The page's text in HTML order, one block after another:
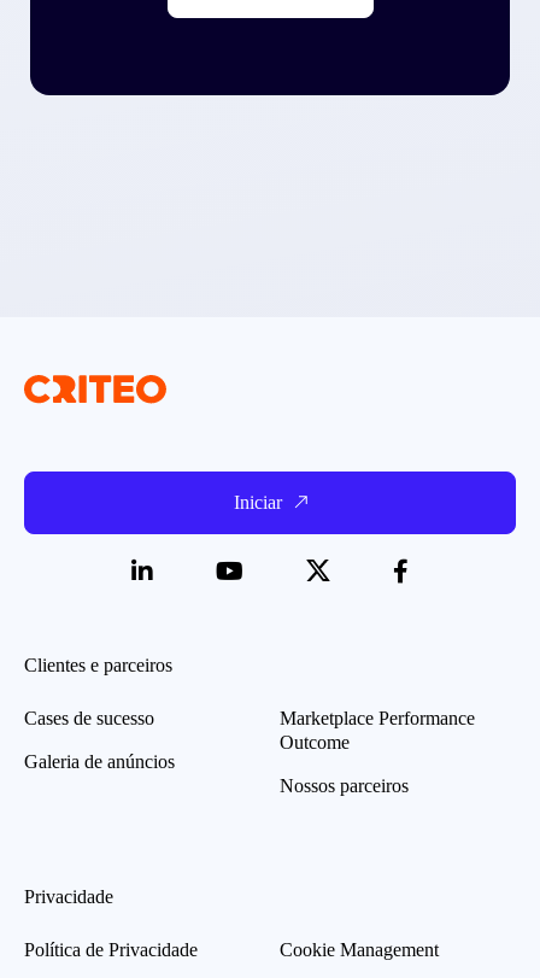
Iniciar
Clientes e parceiros
Cases de sucesso
Galeria de anúncios
Marketplace Performance
Outcome
Nossos parceiros
Privacidade
Política de Privacidade Cookie Management